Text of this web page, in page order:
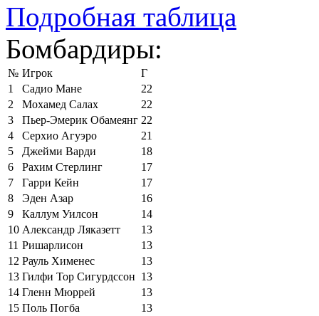
Подробная таблица
Бомбардиры:
№ Игрок
Г
1
Садио Мане
22
2
Мохамед Салах
22
3
Пьер-Эмерик Обамеянг 22
4
Серхио Агуэро
21
5
Джейми Варди
18
6
Рахим Стерлинг
17
7
Гарри Кейн
17
8
Эден Азар
16
9
Каллум Уилсон
14
10 Александр Ляказетт
13
11 Ришарлисон
13
12 Рауль Хименес
13
13 Гилфи Тор Сигурдссон 13
14 Гленн Мюррей
13
15 Поль Погба 13